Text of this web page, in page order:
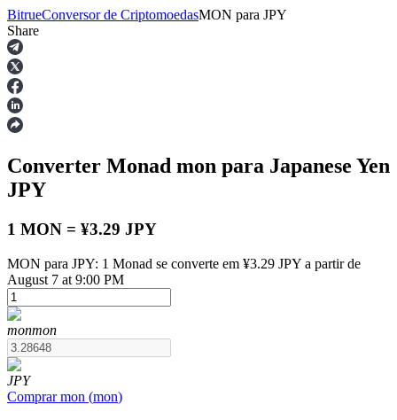
Futuros
Futuros de USDT
BitrueConversor de CriptomoedasMON para JPY
Share
Converter Monad mon para Japanese Yen
JPY
1 MON = ¥3.29 JPY
MON para JPY: 1 Monad se converte em ¥3.29 JPY a partir de
August 7 at 9:00 PM
monmon
JPY
Comprar mon (mon)